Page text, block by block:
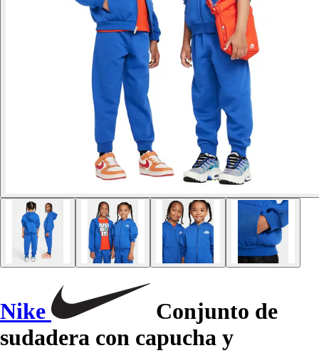
Nike
Conjunto de
sudadera con capucha y